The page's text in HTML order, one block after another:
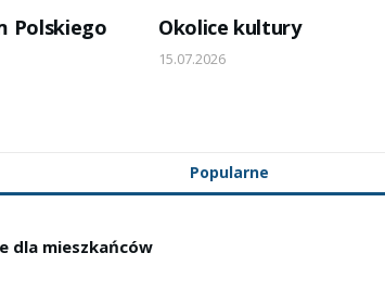
Polskiego
Okolice kultury
15.07.2026
Popularne
dla mieszkańców